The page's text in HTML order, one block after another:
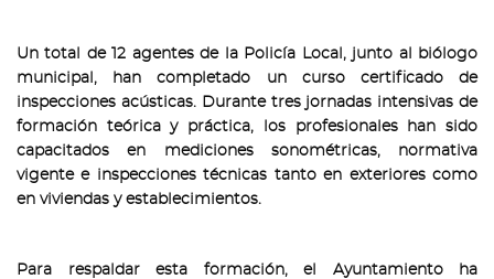
Un total de 12 agentes de la Policía Local, junto al biólogo
municipal, han completado un curso certificado de
inspecciones acústicas. Durante tres jornadas intensivas de
formación teórica y práctica, los profesionales han sido
capacitados en mediciones sonométricas, normativa
vigente e inspecciones técnicas tanto en exteriores como
en viviendas y establecimientos.
Para respaldar esta formación, el Ayuntamiento ha